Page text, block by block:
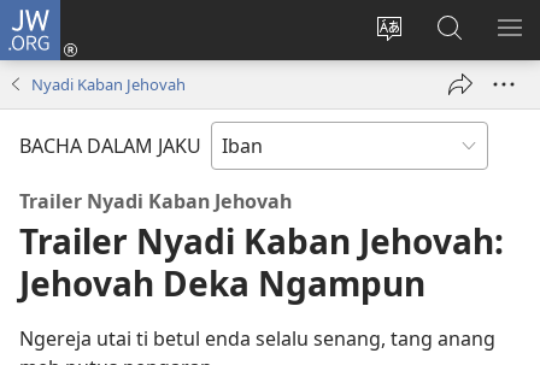
JW.ORG
Tukar
ba
Log
Masuk
window)
Giga
JW.ORG
Nyadi Kaban Jehovah
BACHA DALAM JAKU
Trailer Nyadi Kaban Jehovah
Trailer Nyadi Kaban Jehovah:
Jehovah Deka Ngampun
Ngereja utai ti betul enda selalu senang, tang anang